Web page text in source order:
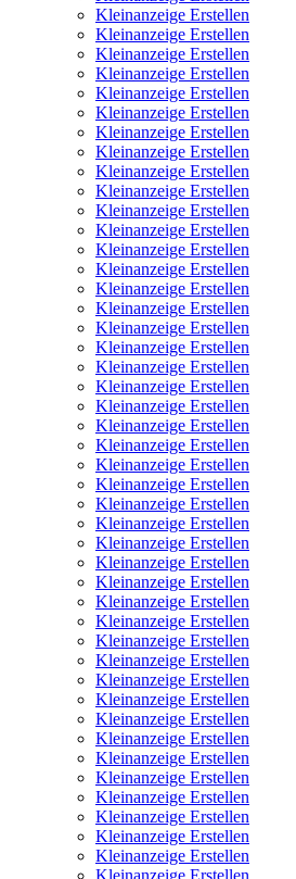
Kleinanzeige Erstellen
Kleinanzeige Erstellen
Kleinanzeige Erstellen
Kleinanzeige Erstellen
Kleinanzeige Erstellen
Kleinanzeige Erstellen
Kleinanzeige Erstellen
Kleinanzeige Erstellen
Kleinanzeige Erstellen
Kleinanzeige Erstellen
Kleinanzeige Erstellen
Kleinanzeige Erstellen
Kleinanzeige Erstellen
Kleinanzeige Erstellen
Kleinanzeige Erstellen
Kleinanzeige Erstellen
Kleinanzeige Erstellen
Kleinanzeige Erstellen
Kleinanzeige Erstellen
Kleinanzeige Erstellen
Kleinanzeige Erstellen
Kleinanzeige Erstellen
Kleinanzeige Erstellen
Kleinanzeige Erstellen
Kleinanzeige Erstellen
Kleinanzeige Erstellen
Kleinanzeige Erstellen
Kleinanzeige Erstellen
Kleinanzeige Erstellen
Kleinanzeige Erstellen
Kleinanzeige Erstellen
Kleinanzeige Erstellen
Kleinanzeige Erstellen
Kleinanzeige Erstellen
Kleinanzeige Erstellen
Kleinanzeige Erstellen
Kleinanzeige Erstellen
Kleinanzeige Erstellen
Kleinanzeige Erstellen
Kleinanzeige Erstellen
Kleinanzeige Erstellen
Kleinanzeige Erstellen
Kleinanzeige Erstellen
Kleinanzeige Erstellen
Kleinanzeige Erstellen